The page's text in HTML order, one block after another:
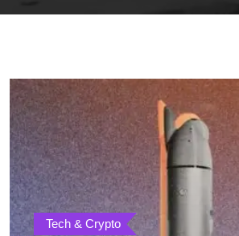
Tech & Crypto